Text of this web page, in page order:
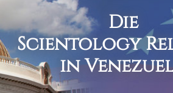
Die
Scientology
in